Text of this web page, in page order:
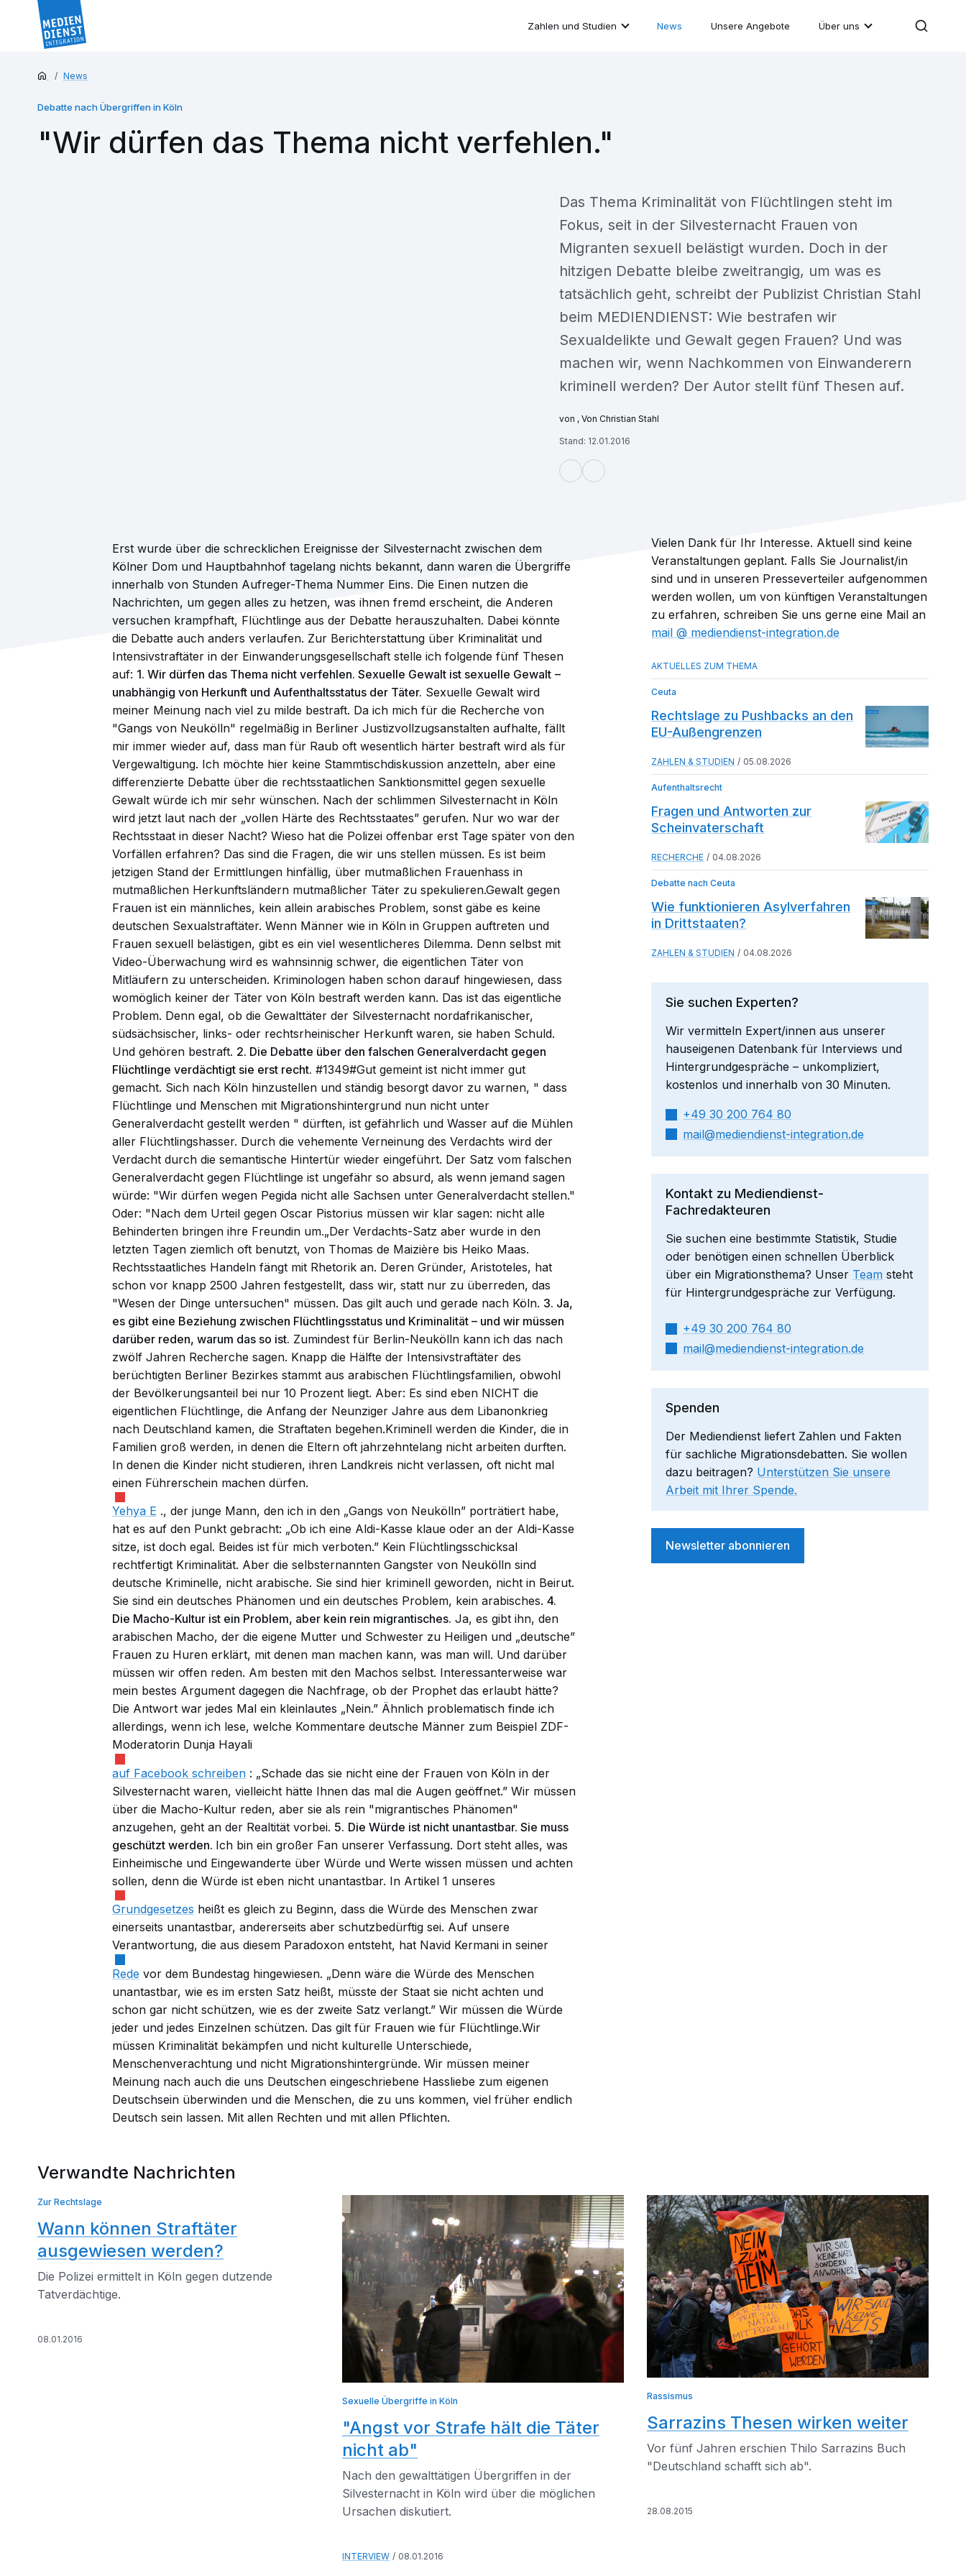
Zahlen und Studien News Unsere Angebote Über uns
News
Debatte nach Übergriffen in Köln
"Wir dürfen das Thema nicht verfehlen."
, Von Christian Stahl
Stand: 12.01.2016
Das Thema Kriminalität von Flüchtlingen steht im
Fokus, seit in der Silvesternacht Frauen von
Migranten sexuell belästigt wurden. Doch in der
hitzigen Debatte bleibe zweitrangig, um was es
tatsächlich geht, schreibt der Publizist Christian Stahl
beim MEDIENDIENST: Wie bestrafen wir
Sexualdelikte und Gewalt gegen Frauen? Und was
machen wir, wenn Nachkommen von Einwanderern
kriminell werden? Der Autor stellt fünf Thesen auf.
Erst wurde über die schrecklichen Ereignisse der Silvesternacht zwischen dem
Kölner Dom und Hauptbahnhof tagelang nichts bekannt, dann waren die Übergriffe
innerhalb von Stunden Aufreger-Thema Nummer Eins. Die Einen nutzen die
Nachrichten, um gegen alles zu hetzen, was ihnen fremd erscheint, die Anderen
versuchen krampfhaft, Flüchtlinge aus der Debatte herauszuhalten. Dabei könnte
die Debatte auch anders verlaufen. Zur Berichterstattung über Kriminalität und
Intensivstraftäter in der Einwanderungsgesellschaft stelle ich folgende fünf Thesen
auf: 1. Wir dürfen das Thema nicht verfehlen. Sexuelle Gewalt ist sexuelle Gewalt –
unabhängig von Herkunft und Aufenthaltsstatus der Täter. Sexuelle Gewalt wird
meiner Meinung nach viel zu milde bestraft. Da ich mich für die Recherche von
"Gangs von Neukölln" regelmäßig in Berliner Justizvollzugsanstalten aufhalte, fällt
mir immer wieder auf, dass man für Raub oft wesentlich härter bestraft wird als für
Vergewaltigung. Ich möchte hier keine Stammtischdiskussion anzetteln, aber eine
differenzierte Debatte über die rechtsstaatlichen Sanktionsmittel gegen sexuelle
Gewalt würde ich mir sehr wünschen. Nach der schlimmen Silvesternacht in Köln
wird jetzt laut nach der „vollen Härte des Rechtsstaates” gerufen. Nur wo war der
Rechtsstaat in dieser Nacht? Wieso hat die Polizei offenbar erst Tage später von den
Vorfällen erfahren? Das sind die Fragen, die wir uns stellen müssen. Es ist beim
jetzigen Stand der Ermittlungen hinfällig, über mutmaßlichen Frauenhass in
mutmaßlichen Herkunftsländern mutmaßlicher Täter zu spekulieren.Gewalt gegen
Frauen ist ein männliches, kein allein arabisches Problem, sonst gäbe es keine
deutschen Sexualstraftäter. Wenn Männer wie in Köln in Gruppen auftreten und
Frauen sexuell belästigen, gibt es ein viel wesentlicheres Dilemma. Denn selbst mit
Video-Überwachung wird es wahnsinnig schwer, die eigentlichen Täter von
Mitläufern zu unterscheiden. Kriminologen haben schon darauf hingewiesen, dass
womöglich keiner der Täter von Köln bestraft werden kann. Das ist das eigentliche
Problem. Denn egal, ob die Gewalttäter der Silvesternacht nordafrikanischer,
südsächsischer, links- oder rechtsrheinischer Herkunft waren, sie haben Schuld.
Und gehören bestraft. 2. Die Debatte über den falschen Generalverdacht gegen
Flüchtlinge verdächtigt sie erst recht. #1349#Gut gemeint ist nicht immer gut
gemacht. Sich nach Köln hinzustellen und ständig besorgt davor zu warnen, " dass
Flüchtlinge und Menschen mit Migrationshintergrund nun nicht unter
Generalverdacht gestellt werden " dürften, ist gefährlich und Wasser auf die Mühlen
aller Flüchtlingshasser. Durch die vehemente Verneinung des Verdachts wird der
Verdacht durch die semantische Hintertür wieder eingeführt. Der Satz vom falschen
Generalverdacht gegen Flüchtlinge ist ungefähr so absurd, als wenn jemand sagen
würde: "Wir dürfen wegen Pegida nicht alle Sachsen unter Generalverdacht stellen."
Oder: "Nach dem Urteil gegen Oscar Pistorius müssen wir klar sagen: nicht alle
Behinderten bringen ihre Freundin um.„Der Verdachts-Satz aber wurde in den
letzten Tagen ziemlich oft benutzt, von Thomas de Maizière bis Heiko Maas.
Rechtsstaatliches Handeln fängt mit Rhetorik an. Deren Gründer, Aristoteles, hat
schon vor knapp 2500 Jahren festgestellt, dass wir, statt nur zu überreden, das
"Wesen der Dinge untersuchen" müssen. Das gilt auch und gerade nach Köln. 3. Ja,
es gibt eine Beziehung zwischen Flüchtlingsstatus und Kriminalität – und wir müssen
darüber reden, warum das so ist. Zumindest für Berlin-Neukölln kann ich das nach
zwölf Jahren Recherche sagen. Knapp die Hälfte der Intensivstraftäter des
berüchtigten Berliner Bezirkes stammt aus arabischen Flüchtlingsfamilien, obwohl
der Bevölkerungsanteil bei nur 10 Prozent liegt. Aber: Es sind eben NICHT die
eigentlichen Flüchtlinge, die Anfang der Neunziger Jahre aus dem Libanonkrieg
nach Deutschland kamen, die Straftaten begehen.Kriminell werden die Kinder, die in
Familien groß werden, in denen die Eltern oft jahrzehntelang nicht arbeiten durften.
In denen die Kinder nicht studieren, ihren Landkreis nicht verlassen, oft nicht mal
einen Führerschein machen dürfen.
Yehya E ., der junge Mann, den ich in den „Gangs von Neukölln” porträtiert habe,
hat es auf den Punkt gebracht: „Ob ich eine Aldi-Kasse klaue oder an der Aldi-Kasse
sitze, ist doch egal. Beides ist für mich verboten.” Kein Flüchtlingsschicksal
rechtfertigt Kriminalität. Aber die selbsternannten Gangster von Neukölln sind
deutsche Kriminelle, nicht arabische. Sie sind hier kriminell geworden, nicht in Beirut.
Sie sind ein deutsches Phänomen und ein deutsches Problem, kein arabisches. 4.
Die Macho-Kultur ist ein Problem, aber kein rein migrantisches. Ja, es gibt ihn, den
arabischen Macho, der die eigene Mutter und Schwester zu Heiligen und „deutsche”
Frauen zu Huren erklärt, mit denen man machen kann, was man will. Und darüber
müssen wir offen reden. Am besten mit den Machos selbst. Interessanterweise war
mein bestes Argument dagegen die Nachfrage, ob der Prophet das erlaubt hätte?
Die Antwort war jedes Mal ein kleinlautes „Nein.” Ähnlich problematisch finde ich
allerdings, wenn ich lese, welche Kommentare deutsche Männer zum Beispiel ZDF-
Moderatorin Dunja Hayali
auf Facebook schreiben : „Schade das sie nicht eine der Frauen von Köln in der
Silvesternacht waren, vielleicht hätte Ihnen das mal die Augen geöffnet.” Wir müssen
über die Macho-Kultur reden, aber sie als rein "migrantisches Phänomen"
anzugehen, geht an der Realtität vorbei. 5. Die Würde ist nicht unantastbar. Sie muss
geschützt werden. Ich bin ein großer Fan unserer Verfassung. Dort steht alles, was
Einheimische und Eingewanderte über Würde und Werte wissen müssen und achten
sollen, denn die Würde ist eben nicht unantastbar. In Artikel 1 unseres
Grundgesetzes heißt es gleich zu Beginn, dass die Würde des Menschen zwar
einerseits unantastbar, andererseits aber schutzbedürftig sei. Auf unsere
Verantwortung, die aus diesem Paradoxon entsteht, hat Navid Kermani in seiner
Rede vor dem Bundestag hingewiesen. „Denn wäre die Würde des Menschen
unantastbar, wie es im ersten Satz heißt, müsste der Staat sie nicht achten und
schon gar nicht schützen, wie es der zweite Satz verlangt.” Wir müssen die Würde
jeder und jedes Einzelnen schützen. Das gilt für Frauen wie für Flüchtlinge.Wir
müssen Kriminalität bekämpfen und nicht kulturelle Unterschiede,
Menschenverachtung und nicht Migrationshintergründe. Wir müssen meiner
Meinung nach auch die uns Deutschen eingeschriebene Hassliebe zum eigenen
Deutschsein überwinden und die Menschen, die zu uns kommen, viel früher endlich
Deutsch sein lassen. Mit allen Rechten und mit allen Pflichten.
Vielen Dank für Ihr Interesse. Aktuell sind keine
Veranstaltungen geplant. Falls Sie Journalist/in
sind und in unseren Presseverteiler aufgenommen
werden wollen, um von künftigen Veranstaltungen
zu erfahren, schreiben Sie uns gerne eine Mail an
mail​
mediendienst-integration.de
Ceuta
Rechtslage zu Pushbacks an den
EU-Außengrenzen
ZAHLEN & STUDIEN 05.08.2026
Aufenthaltsrecht
Fragen und Antworten zur
Scheinvaterschaft
RECHERCHE 04.08.2026
Debatte nach Ceuta
Wie funktionieren Asylverfahren
in Drittstaaten?
ZAHLEN & STUDIEN 04.08.2026
Sie suchen Experten?
Wir vermitteln Expert/innen aus unserer
hauseigenen Datenbank für Interviews und
Hintergrundgespräche – unkompliziert,
kostenlos und innerhalb von 30 Minuten.
+49 30 200 764 80
mail​
mediendienst-integration.de
Kontakt zu Mediendienst-
Fachredakteuren
Sie suchen eine bestimmte Statistik, Studie
oder benötigen einen schnellen Überblick
über ein Migrationsthema? Unser Team steht
für Hintergrundgespräche zur Verfügung.
+49 30 200 764 80
mail​
mediendienst-integration.de
Spenden
Der Mediendienst liefert Zahlen und Fakten
für sachliche Migrationsdebatten. Sie wollen
dazu beitragen? Unterstützen Sie unsere
Arbeit mit Ihrer Spende.
Newsletter abonnieren
Verwandte Nachrichten
Zur Rechtslage
Wann können Straftäter
ausgewiesen werden?
Die Polizei ermittelt in Köln gegen dutzende
Tatverdächtige.
08.01.2016
Sexuelle Übergriffe in Köln
"Angst vor Strafe hält die Täter
nicht ab"
Nach den gewalttätigen Übergriffen in der
Silvesternacht in Köln wird über die möglichen
Ursachen diskutiert.
INTERVIEW 08.01.2016
Rassismus
Sarrazins Thesen wirken weiter
Vor fünf Jahren erschien Thilo Sarrazins Buch
"Deutschland schafft sich ab".
28.08.2015